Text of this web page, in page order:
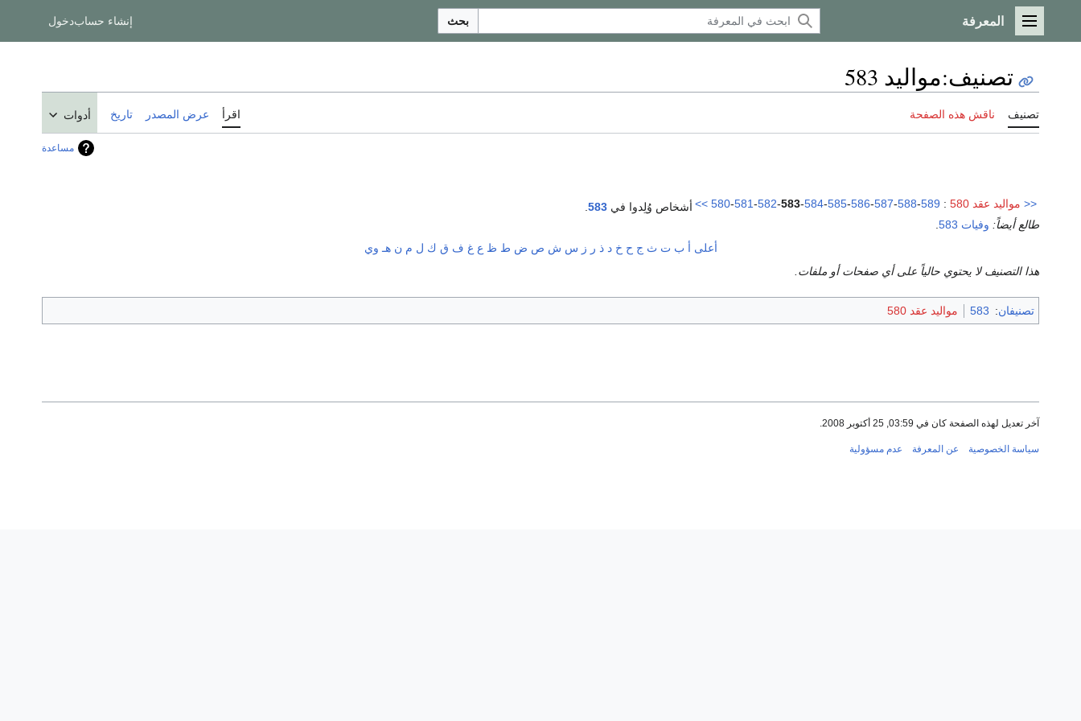
القائمة الرئيسية
المعرفة بحث إنشاء حسابدخول
تصنيف:مواليد 583
تصنيف ناقش هذه الصفحة اقرأ عرض المصدر تاريخ أدوات
مساعدة
<< مواليد عقد 580 :
580-581-582-583-584-585-586-587-588-589
>> أشخاص وُلِدوا في 583
طالع أيضاً: وفيات 583
أعلى أ ب ت ث ج ح خ د ذ ر ز س ش ص ض ط ظ ع غ ف ق ك ل م ن هـ وي
هذا التصنيف لا يحتوي حالياً على أي صفحات أو ملفات.
تصنيفان:
583 مواليد عقد 580
آخر تعديل لهذه الصفحة كان في 03:59, 25 أكتوبر 2008.
سياسة الخصوصية عن المعرفة عدم مسؤولية